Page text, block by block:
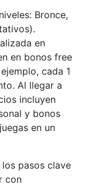
Bronce,
en
en bonos free
cada 1
Al llegar a
incluyen
y bonos
en un
pasos clave
con